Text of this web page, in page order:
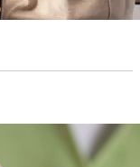
Могут